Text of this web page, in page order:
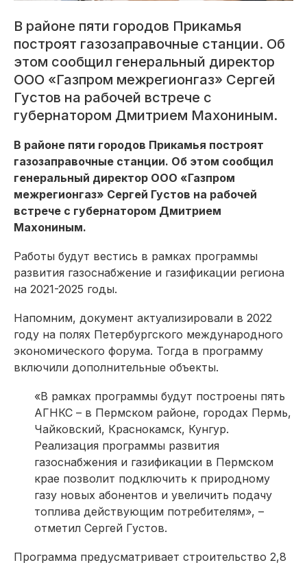
В районе пяти городов Прикамья
построят газозаправочные станции. Об
этом сообщил генеральный директор
ООО «Газпром межрегионгаз» Сергей
Густов на рабочей встрече с
губернатором Дмитрием Махониным.
В районе пяти городов Прикамья построят
газозаправочные станции. Об этом сообщил
генеральный директор ООО «Газпром
межрегионгаз» Сергей Густов на рабочей
встрече с губернатором Дмитрием
Махониным.
Работы будут вестись в рамках программы
развития газоснабжение и газификации региона
на 2021-2025 годы.
Напомним, документ актуализировали в 2022
году на полях Петербургского международного
экономического форума. Тогда в программу
включили дополнительные объекты.
«В рамках программы будут построены пять
АГНКС – в Пермском районе, городах Пермь,
Чайковский, Краснокамск, Кунгур.
Реализация программы развития
газоснабжения и газификации в Пермском
крае позволит подключить к природному
газу новых абонентов и увеличить подачу
топлива действующим потребителям», –
отметил Сергей Густов.
Программа предусматривает строительство 2,8